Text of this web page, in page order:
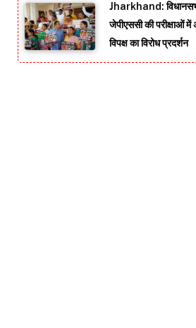
Jharkhand:
जेपीएससी की परीक्षाओं
विपक्ष का विरोध प्रदर्शन